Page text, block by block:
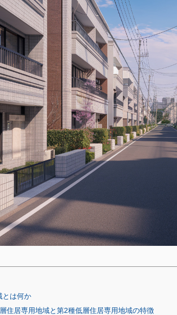
とは何か
層住居専用地域と第2種低層住居専用地域の特徴